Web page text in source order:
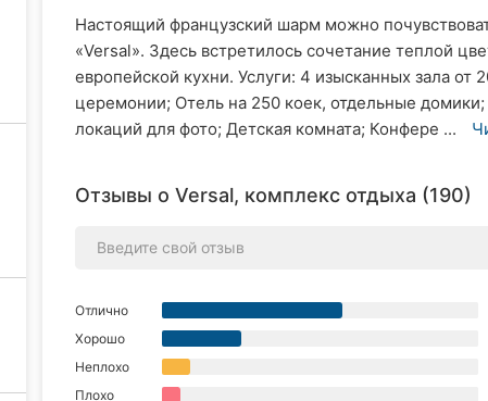
Настоящий французский шарм можно
«Versal». Здесь встретилось сочетание теплой
европейской кухни. Услуги: 4 изысканных зала
церемонии; Отель на 250 коек, отдельные
локаций для фото; Детская комната; Конфере ...
Отзывы о Versal, комплекс отдыха (190)
Отлично
Хорошо
Неплохо
Плохо